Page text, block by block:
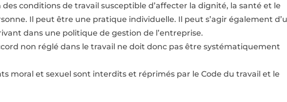
conditions de travail susceptible d’affecter la dignité, la santé et le
Il peut être une pratique individuelle. Il peut s’agir également
dans une politique de gestion de l’entreprise.
non réglé dans le travail ne doit donc pas être systématiquement
moral et sexuel sont interdits et réprimés par le Code du travail et le